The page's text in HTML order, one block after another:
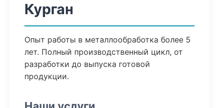
Курган
Опыт работы в металлообработка более 5
лет. Полный производственный цикл, от
разработки до выпуска готовой
продукции.